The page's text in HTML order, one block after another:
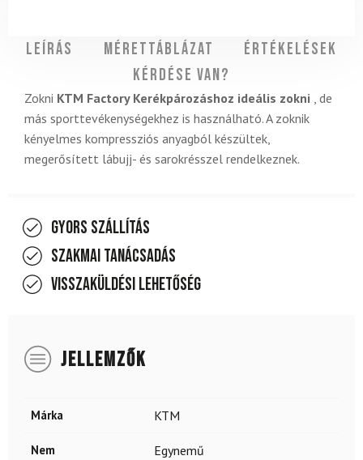
Leírás Mérettáblázat
Értékelések
Kérdése van?
Zokni KTM Factory Kerékpározáshoz ideális zokni , de
más sporttevékenységekhez is használható. A zoknik
kényelmes kompressziós anyagból készültek,
megerősített lábujj- és sarokrésszel rendelkeznek.
Gyors szállítás
Szakmai tanácsadás
Visszaküldési lehetőség
JELLEMZŐK
Márka KTM
Nem Egynemű